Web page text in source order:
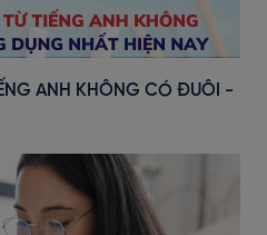
ANH KHÔNG CÓ ĐUÔI -